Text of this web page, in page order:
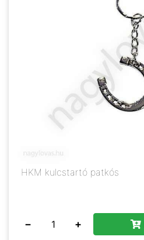
HKM kulcstartó patkós
− +